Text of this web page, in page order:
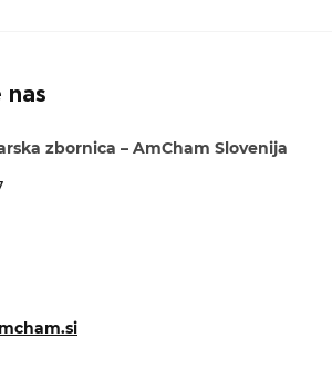
nas
zbornica – AmCham Slovenija